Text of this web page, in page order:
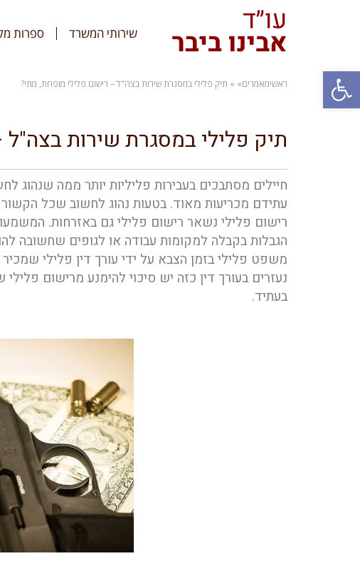
פתח סרגל נגישות
שירותי המשרד ספרות
ראשי »מאמרים » תיק פלילי במסגרת שירות בצה"ל – רישום פלילי מופחת, מתי?
תיק פלילי במסגרת שירות
חיילים מסתבכים בעבירות פליליות יותר ממה
עתידם מכריעות מאוד. בטעות נהוג לחשוב שכל
רישום פלילי נשאר רישום פלילי גם באזרחות.
הגבלות בקבלה למקומות עבודה או לגופים שחשובה
משפט פלילי בזמן הצבא על ידי עורך דין פלילי
נעזרים בעורך דין כזה יש סיכוי להימנע מרישום
בעתיד.